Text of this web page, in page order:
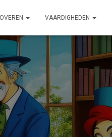
VAARDIGHEDEN